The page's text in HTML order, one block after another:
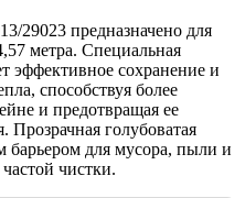
29023 предназначено для
метра. Специальная
эффективное сохранение и
способствуя более
и предотвращая ее
Прозрачная голубоватая
барьером для мусора, пыли и
чистки.